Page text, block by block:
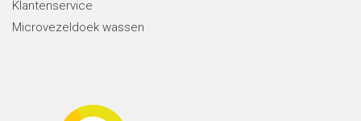
Klantenservice
Microvezeldoek wassen